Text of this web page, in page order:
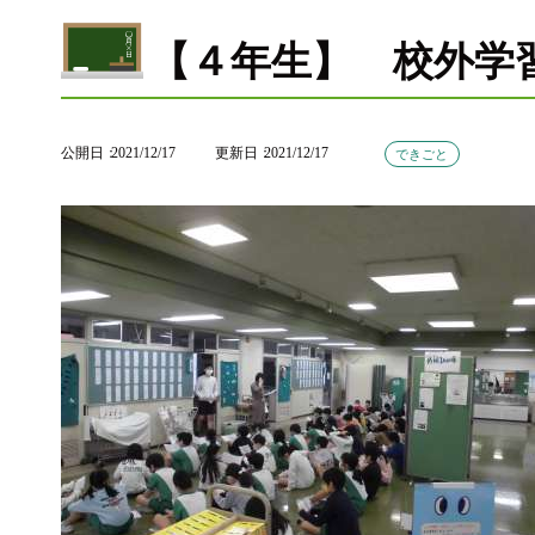
【４年生】 校外学
公開日 2021/12/17 更新日 2021/12/17 できごと